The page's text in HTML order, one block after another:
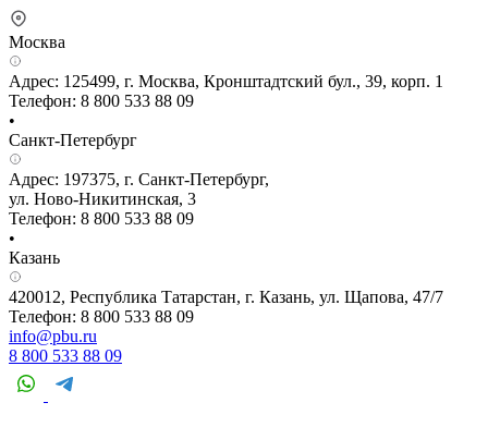
Москва
Адрес: 125499, г. Москва, Кронштадтский бул., 39, корп. 1
Телефон: 8 800 533 88 09
•
Санкт-Петербург
Адрес: 197375, г. Санкт-Петербург,
ул. Ново-Никитинская, 3
Телефон: 8 800 533 88 09
•
Казань
420012, Республика Татарстан, г. Казань, ул. Щапова, 47/7
Телефон: 8 800 533 88 09
info@pbu.ru
8 800 533 88 09